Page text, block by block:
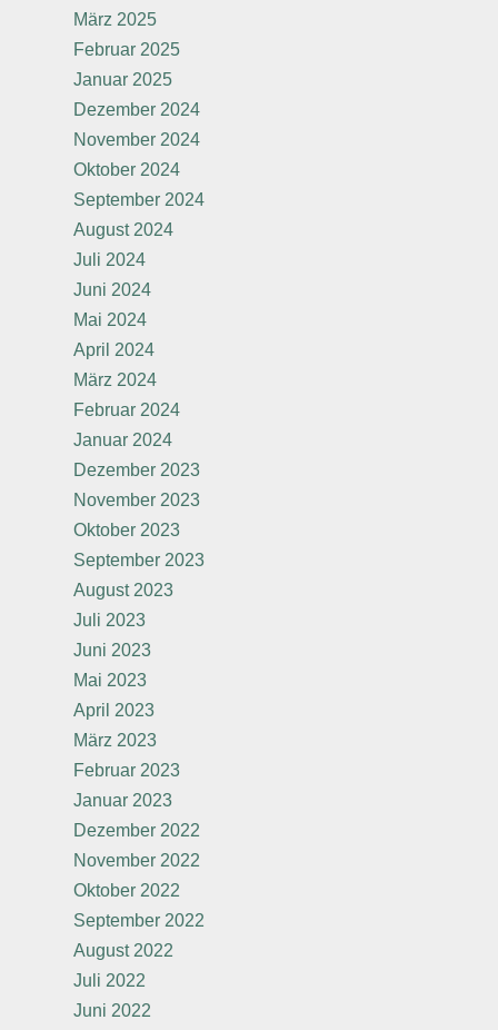
März 2025
Februar 2025
Januar 2025
Dezember 2024
November 2024
Oktober 2024
September 2024
August 2024
Juli 2024
Juni 2024
Mai 2024
April 2024
März 2024
Februar 2024
Januar 2024
Dezember 2023
November 2023
Oktober 2023
September 2023
August 2023
Juli 2023
Juni 2023
Mai 2023
April 2023
März 2023
Februar 2023
Januar 2023
Dezember 2022
November 2022
Oktober 2022
September 2022
August 2022
Juli 2022
Juni 2022